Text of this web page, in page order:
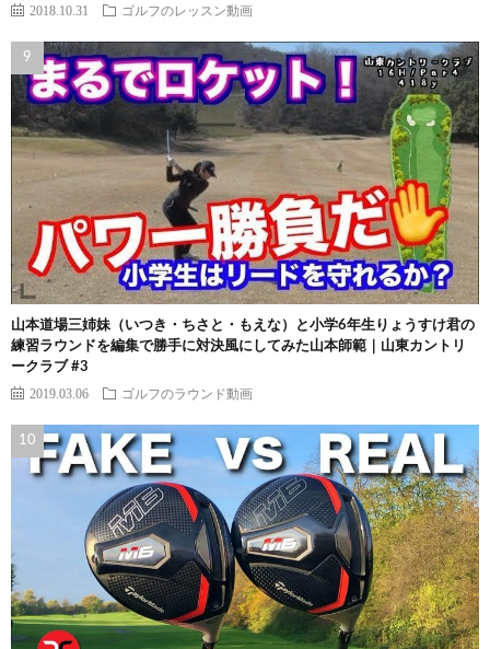
2018.10.31 ゴルフのレッスン動画
山本道場三姉妹（いつき・ちさと・もえな）と小学6年生りょうすけ君の
練習ラウンドを編集で勝手に対決風にしてみた山本師範｜山東カントリ
ークラブ #3
2019.03.06 ゴルフのラウンド動画